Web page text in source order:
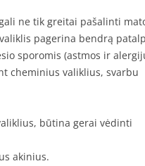
ne tik greitai pašalinti
pagerina bendrą
sporomis (astmos ir
cheminius valiklius, svarbu
būtina gerai vėdinti
akinius.